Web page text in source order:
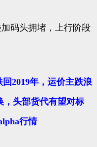
加码头拥堵，上行阶段
回2019年，运价主跌浪
，头部货代有望对标
行情